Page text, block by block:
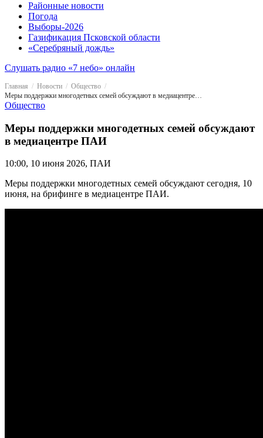
Районные новости
Погода
Выборы-2026
Газификация Псковской области
«Серебряный дождь»
Слушать радио «7 небо» онлайн
Главная Новости
Общество
Меры поддержки многодетных семей обсуждают в медиацентре ПАИ
Общество
Меры поддержки многодетных семей обсуждают
в медиацентре ПАИ
10:00, 10 июня 2026, ПАИ
Меры поддержки многодетных семей обсуждают сегодня, 10
июня, на брифинге в медиацентре ПАИ.